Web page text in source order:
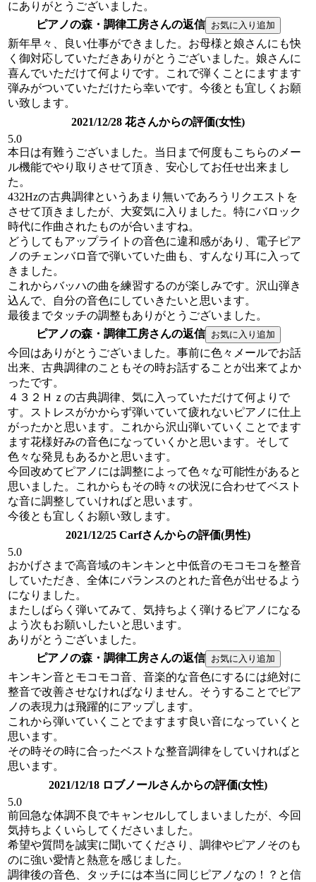
にありがとうございました。
ピアノの森・調律工房さんの返信
新年早々、良い仕事ができました。お母様と娘さんにも快
く御対応していただきありがとうございました。娘さんに
喜んでいただけて何よりです。これで弾くことにますます
弾みがついていただけたら幸いです。今後とも宜しくお願
い致します。
2021/12/28 花さんからの評価(女性)
5.0
本日は有難うございました。当日まで何度もこちらのメー
ル機能でやり取りさせて頂き、安心してお任せ出来まし
た。
432Hzの古典調律というあまり無いであろうリクエストを
させて頂きましたが、大変気に入りました。特にバロック
時代に作曲されたものが合いますね。
どうしてもアップライトの音色に違和感があり、電子ピア
ノのチェンバロ音で弾いていた曲も、すんなり耳に入って
きました。
これからバッハの曲を練習するのが楽しみです。沢山弾き
込んで、自分の音色にしていきたいと思います。
最後までタッチの調整もありがとうございました。
ピアノの森・調律工房さんの返信
今回はありがとうございました。事前に色々メールでお話
出来、古典調律のこともその時お話することが出来てよか
ったです。
４３２Ｈｚの古典調律、気に入っていただけて何よりで
す。ストレスがかからず弾いていて疲れないピアノに仕上
がったかと思います。これから沢山弾いていくことでます
ます花様好みの音色になっていくかと思います。そして
色々な発見もあるかと思います。
今回改めてピアノには調整によって色々な可能性があると
思いました。これからもその時々の状況に合わせてベスト
な音に調整していければと思います。
今後とも宜しくお願い致します。
2021/12/25 Carfさんからの評価(男性)
5.0
おかげさまで高音域のキンキンと中低音のモコモコを整音
していただき、全体にバランスのとれた音色が出せるよう
になりました。
またしばらく弾いてみて、気持ちよく弾けるピアノになる
よう次もお願いしたいと思います。
ありがとうございました。
ピアノの森・調律工房さんの返信
キンキン音とモコモコ音、音楽的な音色にするには絶対に
整音で改善させなければなりません。そうすることでピア
ノの表現力は飛躍的にアップします。
これから弾いていくことでますます良い音になっていくと
思います。
その時その時に合ったベストな整音調律をしていければと
思います。
2021/12/18 ロブノールさんからの評価(女性)
5.0
前回急な体調不良でキャンセルしてしまいましたが、今回
気持ちよくいらしてくださいました。
希望や質問を誠実に聞いてくださり、調律やピアノそのも
のに強い愛情と熱意を感じました。
調律後の音色、タッチには本当に同じピアノなの！？と信